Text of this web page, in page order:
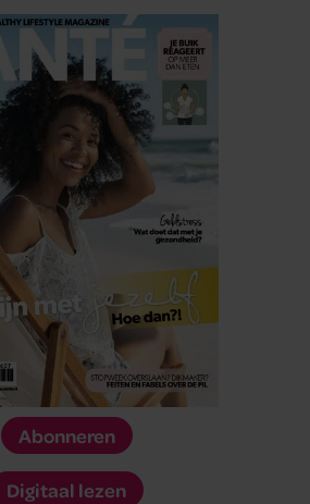
Abonneren
Digitaal lezen